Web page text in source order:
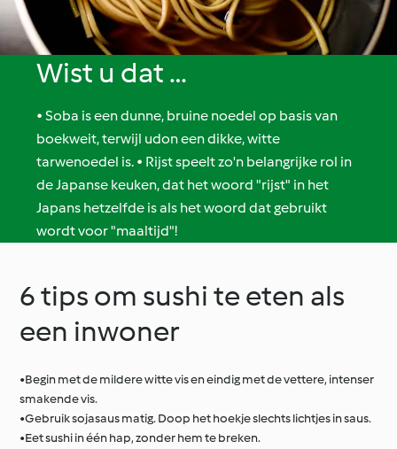
Wist u dat …
• Soba is een dunne, bruine noedel op basis van
boekweit, terwijl udon een dikke, witte
tarwenoedel is. • Rijst speelt zo'n belangrijke rol in
de Japanse keuken, dat het woord "rijst" in het
Japans hetzelfde is als het woord dat gebruikt
wordt voor "maaltijd"!
6 tips om sushi te eten als
een inwoner
•Begin met de mildere witte vis en eindig met de vettere, intenser
smakende vis.
•Gebruik sojasaus matig. Doop het hoekje slechts lichtjes in saus.
•Eet sushi in één hap, zonder hem te breken.